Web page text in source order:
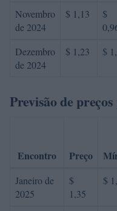
Novembro
de 2024
$ 1,13
$
Dezembro
de 2024
$ 1,23 $
Previsão de
Encontro Preço
Janeiro de
2025
$
1,35
$